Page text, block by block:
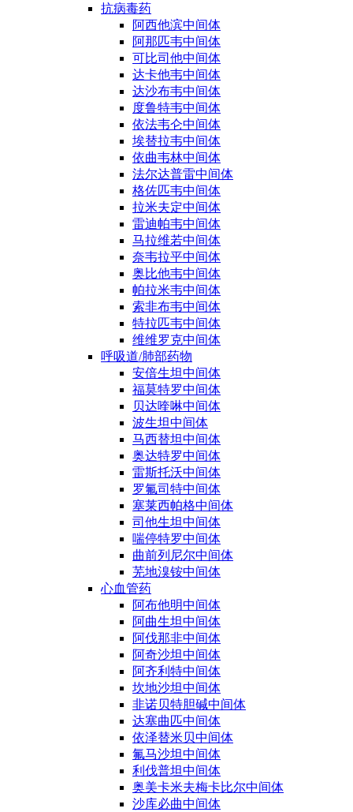
抗病毒药
阿西他滨中间体
阿那匹韦中间体
可比司他中间体
达卡他韦中间体
达沙布韦中间体
度鲁特韦中间体
依法韦仑中间体
埃替拉韦中间体
依曲韦林中间体
法尔达普雷中间体
格佐匹韦中间体
拉米夫定中间体
雷迪帕韦中间体
马拉维若中间体
奈韦拉平中间体
奥比他韦中间体
帕拉米韦中间体
索非布韦中间体
特拉匹韦中间体
维维罗克中间体
呼吸道/肺部药物
安倍生坦中间体
福莫特罗中间体
贝达喹啉中间体
波生坦中间体
马西替坦中间体
奥达特罗中间体
雷斯托沃中间体
罗氟司特中间体
塞莱西帕格中间体
司他生坦中间体
喘停特罗中间体
曲前列尼尔中间体
芜地溴铵中间体
心血管药
阿布他明中间体
阿曲生坦中间体
阿伐那非中间体
阿奇沙坦中间体
阿齐利特中间体
坎地沙坦中间体
非诺贝特胆碱中间体
达塞曲匹中间体
依泽替米贝中间体
氟马沙坦中间体
利伐普坦中间体
奥美卡米夫梅卡比尔中间体
沙库必曲中间体